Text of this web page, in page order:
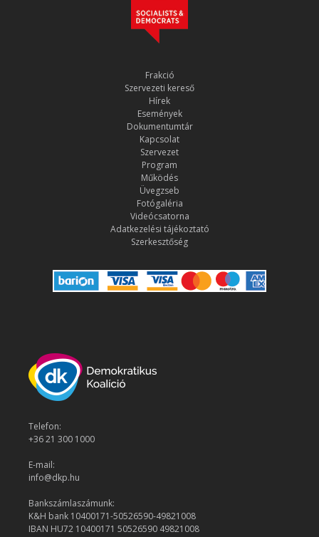
Frakció
Szervezeti kereső
Hírek
Események
Dokumentumtár
Kapcsolat
Szervezet
Program
Működés
Üvegzseb
Fotógaléria
Videócsatorna
Adatkezelési tájékoztató
Szerkesztőség
Telefon:
+36 21 300 1000
E-mail:
info@dkp.hu
Bankszámlaszámunk:
K&H bank 10400171-50526590-49821008
IBAN HU72 10400171 50526590 49821008